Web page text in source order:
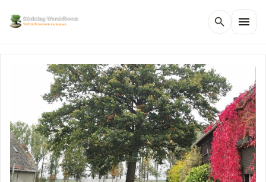
search menu